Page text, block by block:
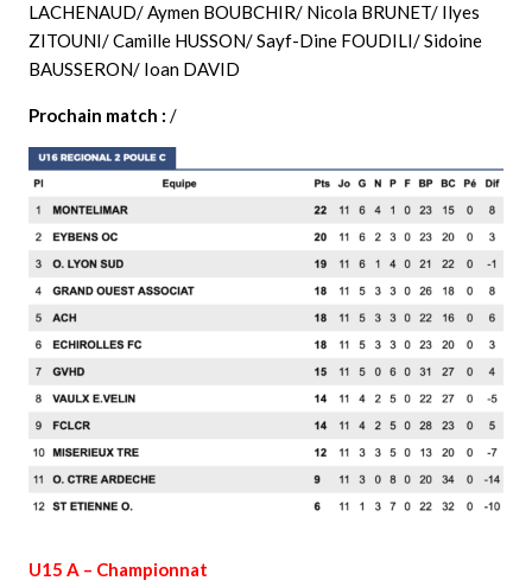
LACHENAUD/ Aymen BOUBCHIR/ Nicola BRUNET/ Ilyes
ZITOUNI/ Camille HUSSON/ Sayf-Dine FOUDILI/ Sidoine
BAUSSERON/ Ioan DAVID
Prochain match : /
U15 A – Championnat